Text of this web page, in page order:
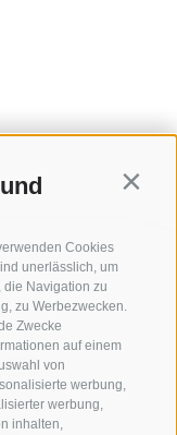
Cookies
unerlässlich, um
Navigation zu
zu Werbezwecken.
Zwecke
auf einem
von
werbung,
werbung,
inhalten,